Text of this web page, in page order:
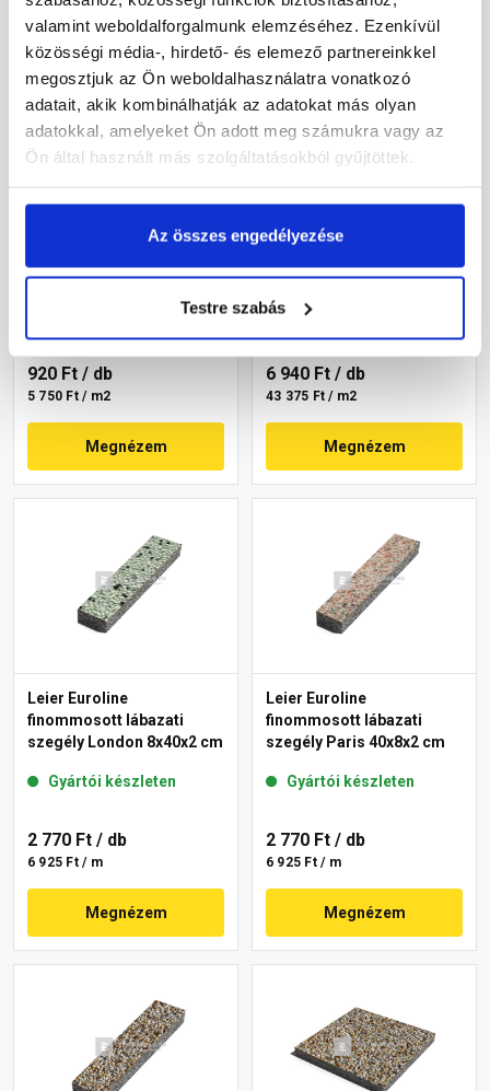
valamint weboldalforgalmunk elemzéséhez. Ezenkívül
közösségi média-, hirdető- és elemező partnereinkkel
megosztjuk az Ön weboldalhasználatra vonatkozó
adatait, akik kombinálhatják az adatokat más olyan
adatokkal, amelyeket Ön adott meg számukra vagy az
Ön által használt más szolgáltatásokból gyűjtöttek.
Az összes engedélyezése
Testre szabás
Leier Classic-Line
burkolólap szürke
920 Ft / db
5 750 Ft / m2
Megnézem
Leier Euroline
két élen kezelt softline
Paris 40x40x3,8 cm
Gyártói készleten
6 940 Ft / db
43 375 Ft / m2
Megnézem
Leier Euroline
finommosott lábazati
szegély London 8x40x2 cm
Gyártói készleten
2 770 Ft / db
6 925 Ft / m
Megnézem
Leier Euroline
finommosott lábazati
szegély Paris 40x8x2 cm
Gyártói készleten
2 770 Ft / db
6 925 Ft / m
Megnézem